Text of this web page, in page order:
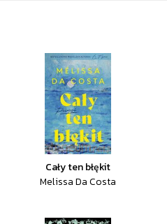
Cały ten błękit
Melissa Da Costa